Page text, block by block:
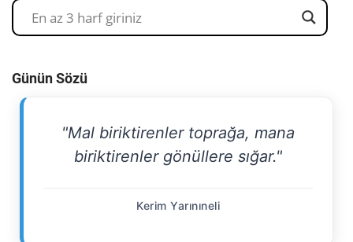
Günün Sözü
"Mal biriktirenler toprağa, mana
biriktirenler gönüllere sığar."
Kerim Yarınıneli